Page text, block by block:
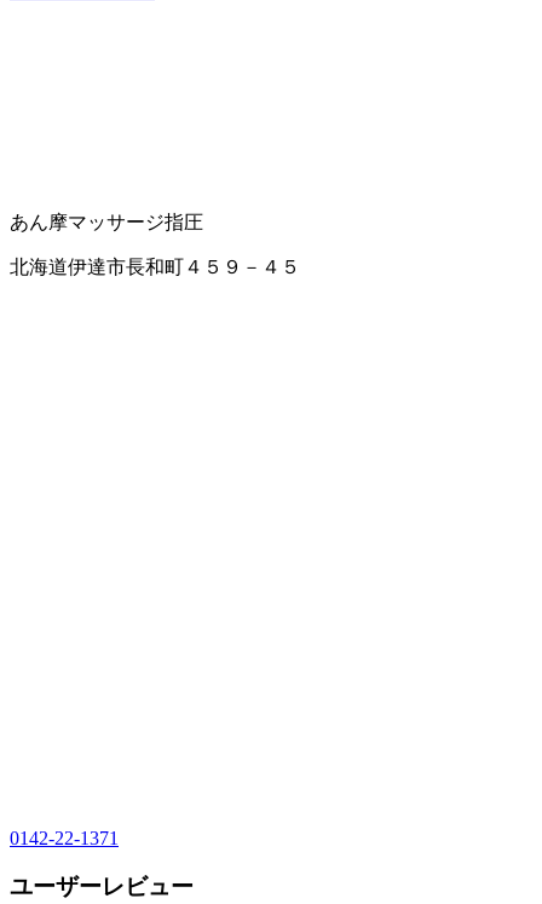
あん摩マッサージ指圧
北海道伊達市長和町４５９－４５
0142-22-1371
ユーザーレビュー